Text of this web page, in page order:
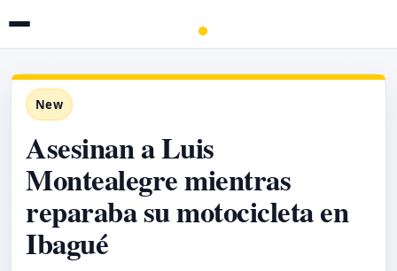
New
Asesinan a Luis
Montealegre mientras
reparaba su motocicleta en
Ibagué